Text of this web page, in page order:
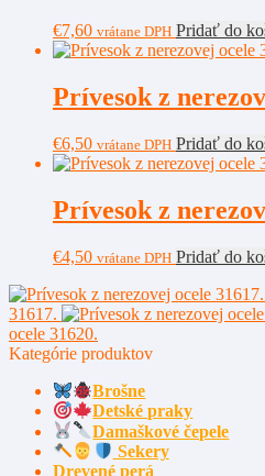
€7,60 vrátane DPH Pridať do
Prívesok z
€6,50 vrátane DPH Pridať do
Prívesok z
€4,50 vrátane DPH Pridať do
31617.
ocele 31620.
Kategórie produktov
Brošne
Detské praky
Damaškové čepele
Sekery
Drevené perá